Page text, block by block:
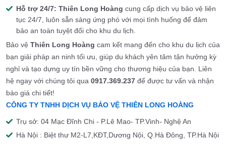
Hỗ trợ 24/7: Thiên Long Hoàng cung cấp dịch vụ bảo vệ liên
tục 24/7, luôn sẵn sàng ứng phó với mọi tình huống để đảm
bảo an toàn tuyệt đối cho khu du lịch.
Bảo vệ Thiên Long Hoàng cam kết mang đến cho khu du lịch của
bạn giải pháp an ninh tối ưu, giúp du khách yên tâm tận hưởng kỳ
nghỉ và tạo dựng uy tín bền vững cho thương hiệu của bạn. Liên
hệ ngay với chúng tôi qua 0917.369.237 để được tư vấn và nhận
báo giá chi tiết!
CÔNG TY TNHH DỊCH VỤ BẢO VỆ THIÊN LONG HOÀNG
Trụ sở: 04 Mạc Đĩnh Chi - P.Lê Mao- TP.Vinh- Nghệ An
Hà Nội : Biệt thư M2-L7,KĐT,Dương Nội, Q.Hà Đông, TP.Hà Nội